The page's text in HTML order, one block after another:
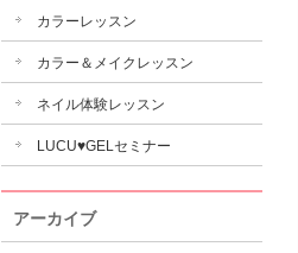
カラーレッスン
カラー＆メイクレッスン
ネイル体験レッスン
LUCU♥GELセミナー
アーカイブ